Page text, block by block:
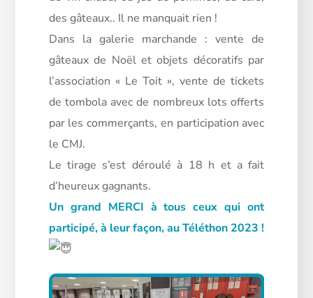
des gâteaux.. Il ne manquait rien !
Dans la galerie marchande : vente de
gâteaux de Noël et objets décoratifs par
l’association « Le Toit », vente de tickets
de tombola avec de nombreux lots offerts
par les commerçants, en participation avec
le CMJ.
Le tirage s’est déroulé à 18 h et a fait
d’heureux gagnants.
Un grand MERCI à tous ceux qui ont
participé, à leur façon, au Téléthon 2023 !